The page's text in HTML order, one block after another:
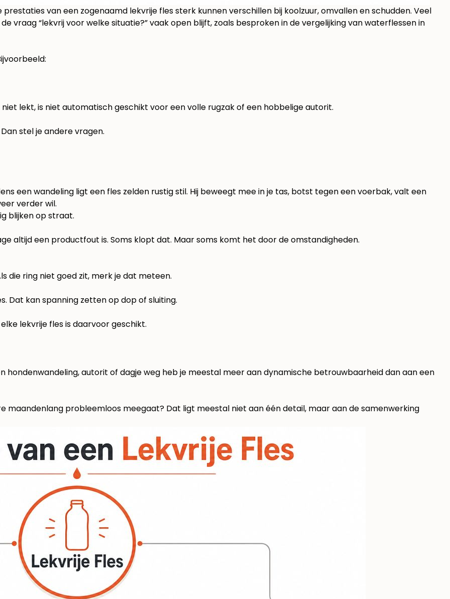
van een zogenaamd lekvrije fles sterk kunnen verschillen bij koolzuur, omvallen en schudden. Veel
vraag “lekvrij voor welke situatie?” vaak open blijft, zoals besproken inde vergelijking van waterflessen in
lekt, is niet automatisch geschikt voor een volle rugzak of een hobbelige autorit.
stel je andere vragen.
een wandeling ligt een fles zelden rustig stil. Hij beweegt mee in je tas, botst tegen een voerbak, valt een
verder wil.
blijken op straat.
altijd een productfout is. Soms klopt dat. Maar soms komt het door de omstandigheden.
die ring niet goed zit, merk je dat meteen.
Dat kan spanning zetten op dop of sluiting.
lekvrije fles is daarvoor geschikt.
hondenwandeling, autorit of dagje weg heb je meestal meer aan dynamische betrouwbaarheid dan aan een
maandenlang probleemloos meegaat? Dat ligt meestal niet aan één detail, maar aan de samenwerking